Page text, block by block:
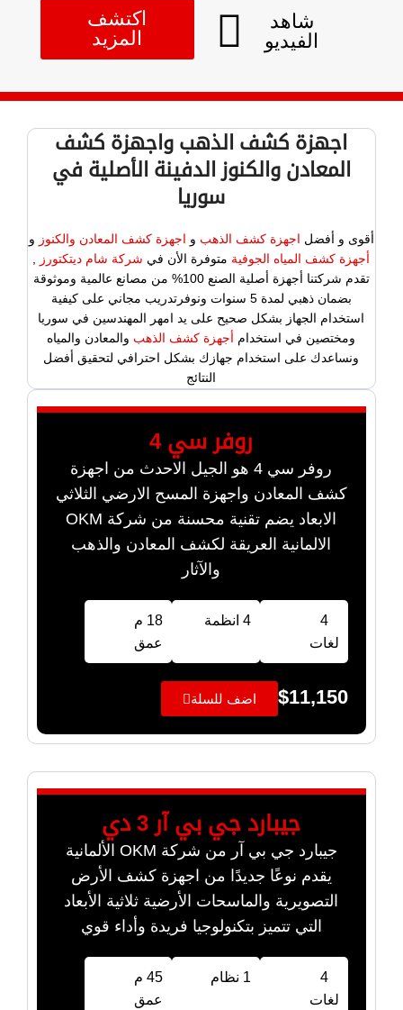
اكتشف
المزيد
شاهد
الفيديو
اجهزة كشف الذهب واجهزة كشف
المعادن والكنوز الدفينة الأصلية في
سوريا
أقوى و أفضل اجهزة كشف الذهب و اجهزة كشف المعادن والكنوز و
أجهزة كشف المياه الجوفية متوفرة الأن في شركة شام ديتكتورز ,
تقدم شركتنا أجهزة أصلية الصنع 100% من مصانع عالمية وموثوقة
بضمان ذهبي لمدة 5 سنوات ونوفرتدريب مجاني على كيفية
استخدام الجهاز بشكل صحيح على يد امهر المهندسين في سوريا
ومختصين في استخدام أجهزة كشف الذهب والمعادن والمياه
ونساعدك على استخدام جهازك بشكل احترافي لتحقيق أفضل
النتائج
روفر سي 4
روفر سي 4 هو الجيل الاحدث من اجهزة
كشف المعادن واجهزة المسح الارضي الثلاثي
الابعاد يضم تقنية محسنة من شركة OKM
الالمانية العريقة لكشف المعادن والذهب
والآثار
4
لغات
4 انظمة
18 م
عمق
$11,150 اضف للسلة
جيبارد جي بي آر 3 دي
جيبارد جي بي آر من شركة OKM الألمانية
يقدم نوعًا جديدًا من اجهزة كشف الأرض
التصويرية والماسحات الأرضية ثلاثية الأبعاد
التي تتميز بتكنولوجيا فريدة وأداء قوي
4
لغات
1 نظام
45 م
عمق